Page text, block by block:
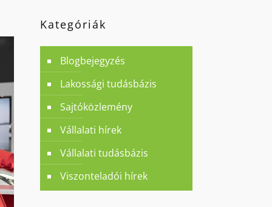
Kategóriák
Blogbejegyzés
Lakossági tudásbázis
Sajtóközlemény
Vállalati hírek
Vállalati tudásbázis
Viszonteladói hírek